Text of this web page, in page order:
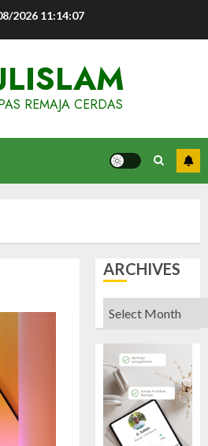
2026 11:14:07
REMAJA CERDAS
ARCHIVES
Archives